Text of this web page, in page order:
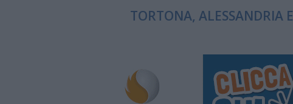
TORTONA, ALESSANDRIA